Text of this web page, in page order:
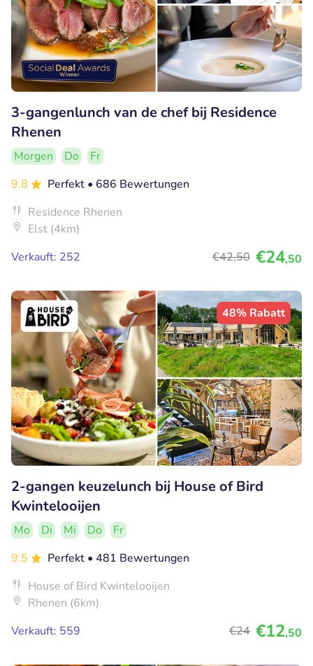
3-gangenlunch van de chef bij Residence
Rhenen
Morgen Do
Fr
9.8
Perfekt • 686 Bewertungen
Residence Rhenen
Elst (4km)
Verkauft: 252
€42,50 €24,50
48% Rabatt
2-gangen keuzelunch bij House of Bird
Kwintelooijen
Mo Di Mi Do
Fr
9.5
Perfekt • 481 Bewertungen
House of Bird Kwintelooijen
Rhenen (6km)
Verkauft: 559
€24 €12,50